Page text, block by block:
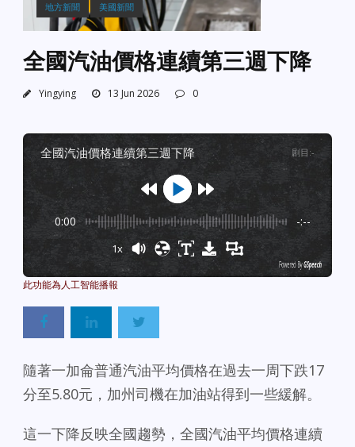
地方新聞 美國新聞
全國汽油價格連續第三週下降
Yingying 13 Jun 2026 0
全國汽油價格連續第三週下降 剧目 :-
0:00 -:--
1x
Powered By GSpeech
隨著一加侖普通汽油平均價格在過去一周下跌17
分至5.80元，加州司機在加油站得到一些緩解。
這一下降反映全國趨勢，全國汽油平均價格連續